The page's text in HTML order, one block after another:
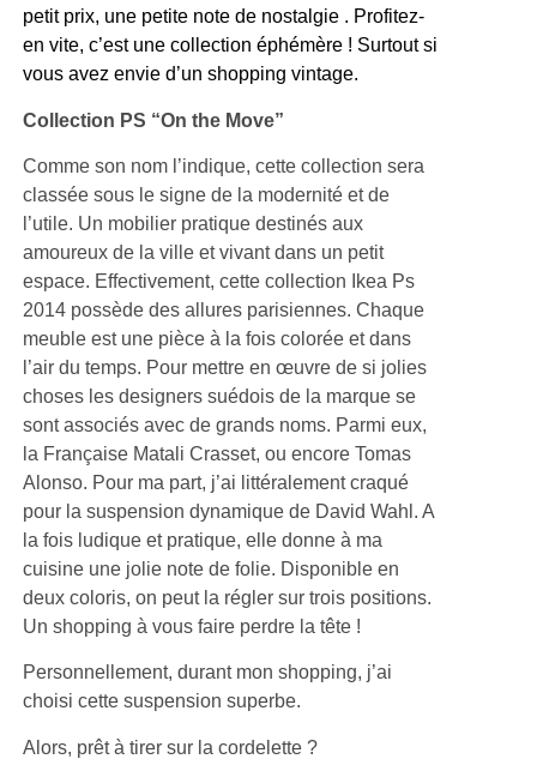
petit prix, une petite note de nostalgie . Profitez-
en vite, c’est une collection éphémère ! Surtout si
vous avez envie d’un shopping vintage.
Collection PS “On the Move”
Comme son nom l’indique, cette collection sera
classée sous le signe de la modernité et de
l’utile. Un mobilier pratique destinés aux
amoureux de la ville et vivant dans un petit
espace. Effectivement, cette collection Ikea Ps
2014 possède des allures parisiennes. Chaque
meuble est une pièce à la fois colorée et dans
l’air du temps. Pour mettre en œuvre de si jolies
choses les designers suédois de la marque se
sont associés avec de grands noms. Parmi eux,
la Française Matali Crasset, ou encore Tomas
Alonso. Pour ma part, j’ai littéralement craqué
pour la suspension dynamique de David Wahl. A
la fois ludique et pratique, elle donne à ma
cuisine une jolie note de folie. Disponible en
deux coloris, on peut la régler sur trois positions.
Un shopping à vous faire perdre la tête !
Personnellement, durant mon shopping, j’ai
choisi cette suspension superbe.
Alors, prêt à tirer sur la cordelette ?